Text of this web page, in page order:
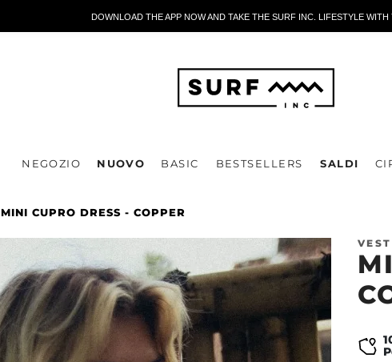
DOWNLOAD THE APP NOW AND TAKE THE SURF INC. LIFESTYLE WITH
NEGOZIO NUOVO BASIC BESTSELLERS SALDI
MINI CUPRO DRESS - COPPER